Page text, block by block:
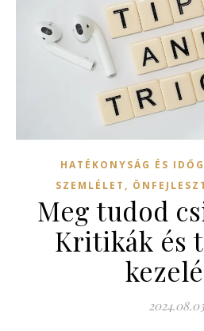
HATÉKONYSÁG ÉS
SZEMLÉLET,
Meg tudod
Kritikák és